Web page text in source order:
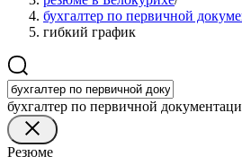
бухгалтер по первичной
гибкий график
бухгалтер по первичной
Резюме